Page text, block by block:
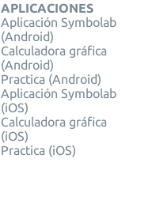
APLICACIONES
Aplicación Symbolab
(Android)
Calculadora gráfica
(Android)
Practica (Android)
Aplicación Symbolab
(iOS)
Calculadora gráfica
(iOS)
Practica (iOS)